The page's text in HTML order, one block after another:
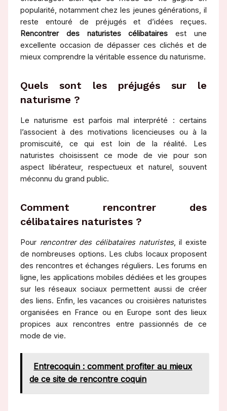
popularité, notamment chez les jeunes générations, il
reste entouré de préjugés et d’idées reçues.
Rencontrer des naturistes célibataires est une
excellente occasion de dépasser ces clichés et de
mieux comprendre la véritable essence du naturisme.
Quels sont les préjugés sur le
naturisme ?
Le naturisme est parfois mal interprété : certains
l’associent à des motivations licencieuses ou à la
promiscuité, ce qui est loin de la réalité. Les
naturistes choisissent ce mode de vie pour son
aspect libérateur, respectueux et naturel, souvent
méconnu du grand public.
Comment rencontrer des
célibataires naturistes ?
Pour rencontrer des célibataires naturistes, il existe
de nombreuses options. Les clubs locaux proposent
des rencontres et échanges réguliers. Les forums en
ligne, les applications mobiles dédiées et les groupes
sur les réseaux sociaux permettent aussi de créer
des liens. Enfin, les vacances ou croisières naturistes
organisées en France ou en Europe sont des lieux
propices aux rencontres entre passionnés de ce
mode de vie.
Entrecoquin : comment profiter au mieux
de ce site de rencontre coquin